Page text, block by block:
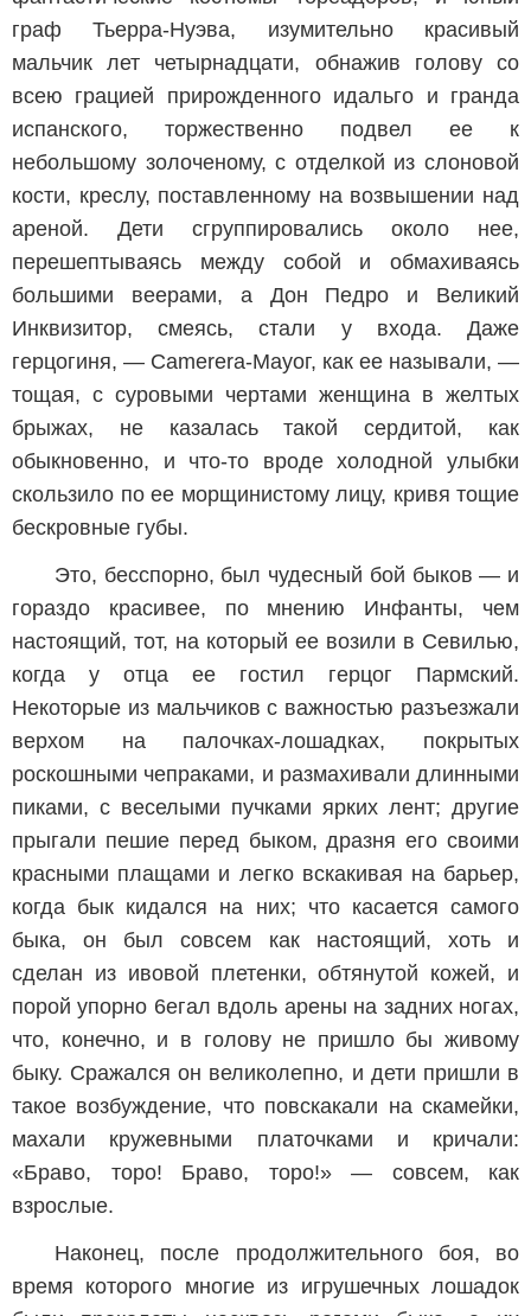
граф Тьерра-Нуэва, изумительно красивый
мальчик лет четырнадцати, обнажив голову со
всею грацией прирожденного идальго и гранда
испанского, торжественно подвел ее к
небольшому золоченому, с отделкой из слоновой
кости, креслу, поставленному на возвышении над
ареной. Дети сгруппировались около нее,
перешептываясь между собой и обмахиваясь
большими веерами, а Дон Педро и Великий
Инквизитор, смеясь, стали у входа. Даже
герцогиня, — Camerera-Мауог, как ее называли, —
тощая, с суровыми чертами женщина в желтых
брыжах, не казалась такой сердитой, как
обыкновенно, и что-то вроде холодной улыбки
скользило по ее морщинистому лицу, кривя тощие
бескровные губы.
Это, бесспорно, был чудесный бой быков — и
гораздо красивее, по мнению Инфанты, чем
настоящий, тот, на который ее возили в Севилью,
когда у отца ее гостил герцог Пармский.
Некоторые из мальчиков с важностью разъезжали
верхом на палочках-лошадках, покрытых
роскошными чепраками, и размахивали длинными
пиками, с веселыми пучками ярких лент; другие
прыгали пешие перед быком, дразня его своими
красными плащами и легко вскакивая на барьер,
когда бык кидался на них; что касается самого
быка, он был совсем как настоящий, хоть и
сделан из ивовой плетенки, обтянутой кожей, и
порой упорно 6егал вдоль арены на задних ногах,
что, конечно, и в голову не пришло бы живому
быку. Сражался он великолепно, и дети пришли в
такое возбуждение, что повскакали на скамейки,
махали кружевными платочками и кричали:
«Браво, торо! Браво, торо!» — совсем, как
взрослые.
Наконец, после продолжительного боя, во
время которого многие из игрушечных лошадок